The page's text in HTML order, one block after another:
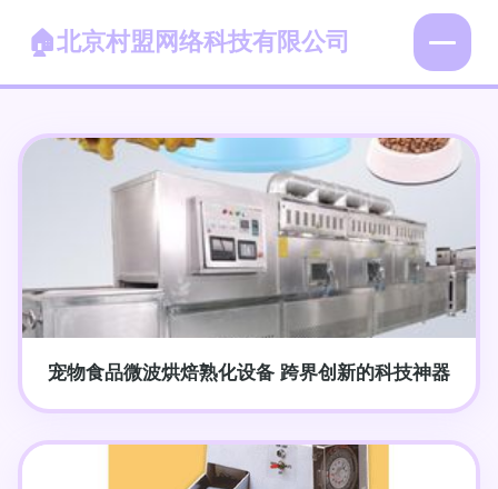
北京村盟网络科技有限公司
宠物食品微波烘焙熟化设备 跨界创新的科技神器